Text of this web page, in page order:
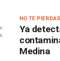
NO TE PIERDAS
Ya
Medina